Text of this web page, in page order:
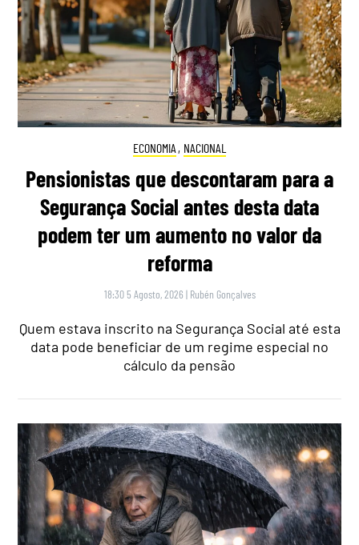
ECONOMIA , NACIONAL
Pensionistas que descontaram para a
Segurança Social antes desta data
podem ter um aumento no valor da
reforma
18:30 5 Agosto, 2026 | Rubén Gonçalves
Quem estava inscrito na Segurança Social até esta
data pode beneficiar de um regime especial no
cálculo da pensão